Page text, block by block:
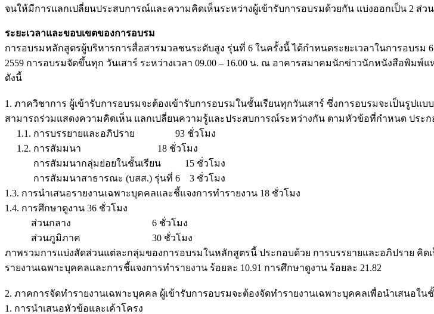
จนให้มีการแลกเปลี่ยนประสบการณ์และความคิดเห็นระหว่างผู้เข้ารับการอบรมด้วยกัน แบ่งออกเป็น 2
ระยะเวลาและขอบเขตของการอบรม
การอบรมหลักสูตรผู้บริหารการสื่อสารมวลชนระดับสูง รุ่นที่ 6 ในครั้งนี้ ได้กำหนดระยะเวลาในการอบรม
2559 การอบรมจัดขึ้นทุก วันเสาร์ ระหว่างเวลา 09.00 – 16.00 น. ณ อาคารสมาคมนักข่าวนักหนังสือพิมพ์
ดังนี้
1. ภาควิชาการ ผู้เข้ารับการอบรมจะต้องเข้ารับการอบรมในชั้นเรียนทุกวันเสาร์ ซึ่งการอบรมจะเป็นรูป
สามารถร่วมแสดงความคิดเห็น แลกเปลี่ยนความรู้และประสบการณ์ระหว่างกัน ตามหัวข้อที่กำหนด ประก
1.1. การบรรยายและอภิปราย 93 ชั่วโมง
1.2. การสัมมนา 18 ชั่วโมง
การสัมมนากลุ่มย่อยในชั้นเรียน 15 ชั่วโมง
การสัมมนาสาธารณะ (บสส.) รุ่นที่ 6 3 ชั่วโมง
1.3. การนำเสนอรายงานเฉพาะบุคคลและชี้แจงการทำรายงาน 18 ชั่วโมง
1.4. การศึกษาดูงาน 36 ชั่วโมง
ส่วนกลาง 6 ชั่วโมง
ส่วนภูมิภาค 30 ชั่วโมง
ภาพรวมการแบ่งสัดส่วนแต่ละกลุ่มของการอบรมในหลักสูตรนี้ ประกอบด้วย การบรรยายและอภิปราย คิด
รายงานเฉพาะบุคคลและการชี้แจงการทำรายงาน ร้อยละ 10.91 การศึกษาดูงาน ร้อยละ 21.82
2. ภาคการจัดทำรายงานเฉพาะบุคคล ผู้เข้ารับการอบรมจะต้องจัดทำรายงานเฉพาะบุคคลเพื่อนำเสนอ
1. การนำเสนอหัวข้อและเค้าโครง